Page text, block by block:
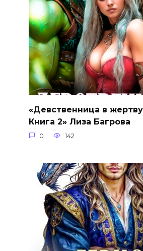
«Девственница в
Книга 2» Лиза Багрова
0 142